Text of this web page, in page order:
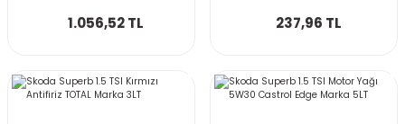
1.056,52 TL 237,96 TL